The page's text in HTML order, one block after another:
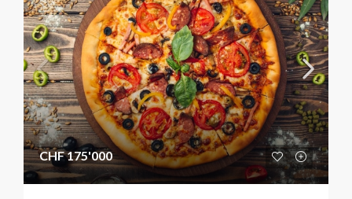
CHF 175'000